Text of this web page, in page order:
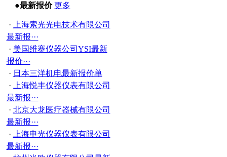
●最新报价 更多
·
上海索光光电技术有限公司
最新报···
· 美国维赛仪器公司YSI最新
报价···
· 日本三洋机电最新报价单
·
上海悦丰仪器仪表有限公司
最新报···
· 北京大龙医疗器械有限公司
最新报···
·
上海申光仪器仪表有限公司
最新报···